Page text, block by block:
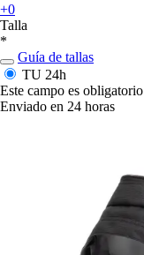
+0
Talla
*
Guía de tallas
TU 24h
Este campo es obligatorio
Enviado en 24 horas